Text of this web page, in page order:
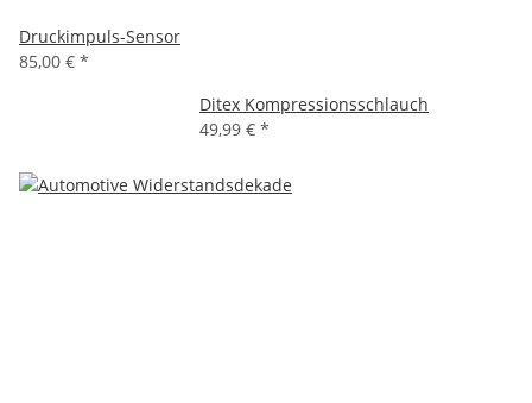
Druckimpuls-Sensor
85,00 € *
Ditex Kompressionsschlauch
49,99 € *